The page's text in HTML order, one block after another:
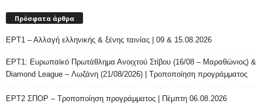
Πρόσφατα άρθρα
ΕΡΤ1 – Αλλαγή ελληνικής & ξένης ταινίας | 09 & 15.08.2026
ΕΡΤ1: Ευρωπαϊκό Πρωτάθλημα Ανοιχτού Στίβου (16/08 – Μαραθώνιος) &
Diamond League – Λωζάνη (21/08/2026) | Τροποποίηση προγράμματος
ΕΡΤ2 ΣΠΟΡ – Τροποποίηση προγράμματος | Πέμπτη 06.08.2026